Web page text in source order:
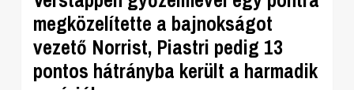
megközelítette a bajnokságot
vezető Norrist, Piastri pedig 13
pontos hátrányba került a harmadik